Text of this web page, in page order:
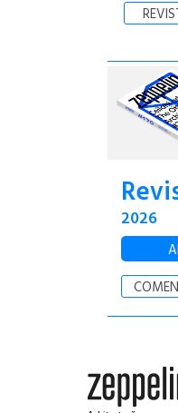
2026